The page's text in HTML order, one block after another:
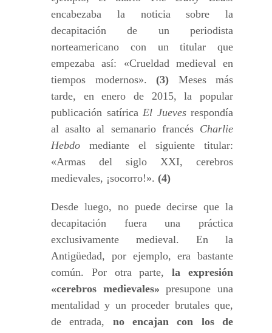
encabezaba la noticia sobre la
decapitación de un periodista
norteamericano con un titular que
empezaba así: «Crueldad medieval en
tiempos modernos». (3) Meses más
tarde, en enero de 2015, la popular
publicación satírica El Jueves respondía
al asalto al semanario francés Charlie
Hebdo mediante el siguiente titular:
«Armas del siglo XXI, cerebros
medievales, ¡socorro!». (4)
Desde luego, no puede decirse que la
decapitación fuera una práctica
exclusivamente medieval. En la
Antigüedad, por ejemplo, era bastante
común. Por otra parte,la expresión
«cerebros medievales»presupone una
mentalidad y un proceder brutales que,
de entrada, no encajan con los de